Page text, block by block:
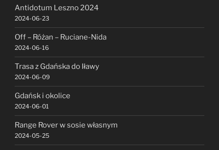
Antidotum Leszno 2024
2024-06-23
Off – Różan – Ruciane-Nida
2024-06-16
Trasa z Gdańska do Iławy
2024-06-09
Gdańsk i okolice
2024-06-01
Range Rover w sosie własnym
2024-05-25